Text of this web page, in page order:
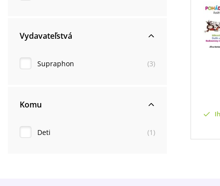
Vydavateľstvá
Supraphon (3)
Komu
Deti (1 )